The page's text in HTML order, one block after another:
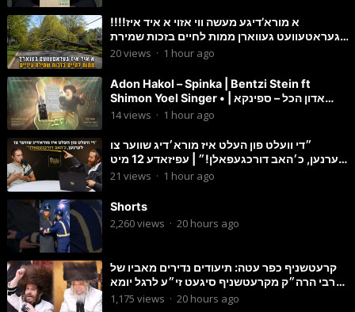
!!!!א מורא’דיגע מעשה ווי אזוי א איד איז
געראטעוועט געווארן ממות לחיים בזכות שמירת
עיניים
20views · 1 hour ago
Adon Hakol – Spinka | Bentzi Stein ft
Shimon Yoel Singer • אדון הכל – ספינקא |
בנצי שטיין, ש”י זינגר
14views · 1 hour ago
״די וועלט פון העלט איז מורא׳דיג שווער צו
לערנען, כ׳האב דורכגעפאלן!״ | עפיזאדע 12 מיט
יאסי דייטש
21 views · 1 hour ago
Shorts
2,260views · 20 hours ago
קרעטשניף כפר עטה: תיעודים נדירים מאביו של
הרבי הרה״ק מקרעטשניף סיגעט זי״ע לרגל יומא
דהילולא
1,175 views · 20 hours ago